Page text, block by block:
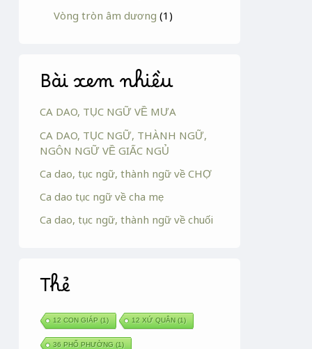
Vòng tròn âm dương (1)
Bài xem nhiều
CA DAO, TỤC NGỮ VỀ MƯA
CA DAO, TỤC NGỮ, THÀNH NGỮ,
NGÔN NGỮ VỀ GIẤC NGỦ
Ca dao, tục ngữ, thành ngữ về CHỢ
Ca dao tục ngữ về cha mẹ
Ca dao, tục ngữ, thành ngữ về chuối
Thẻ
12 CON GIÁP (1) 12 XỨ QUÂN (1)
36 PHỐ PHƯỜNG (1)